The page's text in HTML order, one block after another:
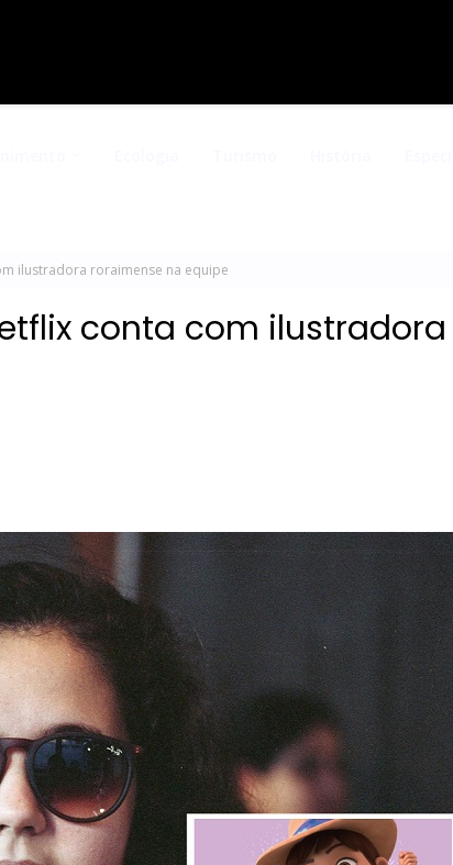
ilustradora roraimense na equipe
conta com ilustradora